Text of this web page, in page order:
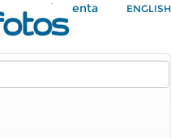
Mi Cuenta ENGLISH